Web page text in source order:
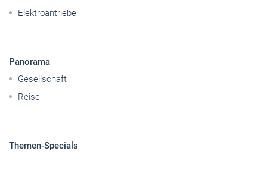
Elektroantriebe
Panorama
Gesellschaft
Reise
Themen-Specials